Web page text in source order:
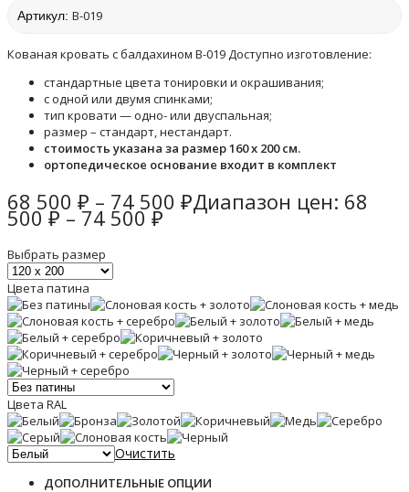
Артикул: В-019
Кованая кровать с балдахином B-019 Доступно изготовление:
стандартные цвета тонировки и окрашивания;
с одной или двумя спинками;
тип кровати — одно- или двуспальная;
размер – стандарт, нестандарт.
стоимость указана за размер 160 х 200 см.
ортопедическое основание входит в комплект
68 500 ₽ – 74 500 ₽Диапазон цен: 68
500 ₽ – 74 500 ₽
Выбрать размер
Цвета патина
Цвета RAL
Очистить
ДОПОЛНИТЕЛЬНЫЕ ОПЦИИ